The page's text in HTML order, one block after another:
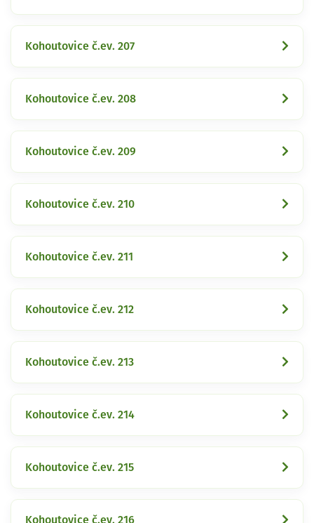
Kohoutovice č.ev. 207
Kohoutovice č.ev. 208
Kohoutovice č.ev. 209
Kohoutovice č.ev. 210
Kohoutovice č.ev. 211
Kohoutovice č.ev. 212
Kohoutovice č.ev. 213
Kohoutovice č.ev. 214
Kohoutovice č.ev. 215
Kohoutovice č.ev. 216